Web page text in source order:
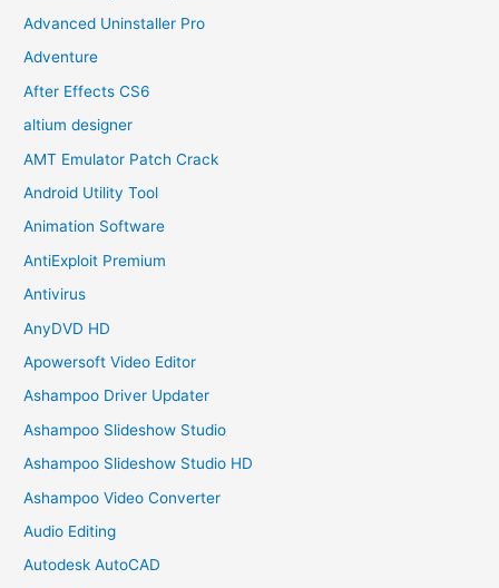
Advanced Uninstaller Pro
Adventure
After Effects CS6
altium designer
AMT Emulator Patch Crack
Android Utility Tool
Animation Software
AntiExploit Premium
Antivirus
AnyDVD HD
Apowersoft Video Editor
Ashampoo Driver Updater
Ashampoo Slideshow Studio
Ashampoo Slideshow Studio HD
Ashampoo Video Converter
Audio Editing
Autodesk AutoCAD